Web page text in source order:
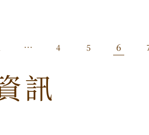
… 4 5 6
訊